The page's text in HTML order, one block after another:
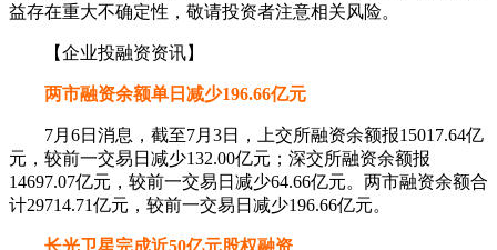
益存在重大不确定性，敬请投资者注意相关风险。
【企业投融资资讯】
两市融资余额单日减少196.66亿元
7月6日消息，截至7月3日，上交所融资余额报15017.64亿
元，较前一交易日减少132.00亿元；深交所融资余额报
14697.07亿元，较前一交易日减少64.66亿元。两市融资余额合
计29714.71亿元，较前一交易日减少196.66亿元。